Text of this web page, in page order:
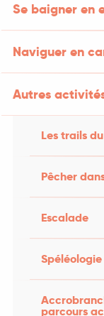
Se baigner en
Naviguer en
Autres
Les trails
Pêcher
Escalade
Spéléologie
parcours
Moyen
13.9 km